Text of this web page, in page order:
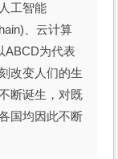
工智能
、云计算
ABCD为代表
改变人们的生
断诞生，对既
国均因此不断